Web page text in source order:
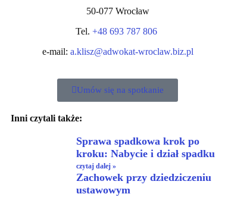
50-077 Wrocław
Tel.+48 693 787 806
e-mail: a.klisz@adwokat-wroclaw.biz.pl
Umów się na spotkanie
Inni czytali także:
Sprawa spadkowa krok po
kroku: Nabycie i dział spadku
czytaj dalej »
Zachowek przy dziedziczeniu
ustawowym